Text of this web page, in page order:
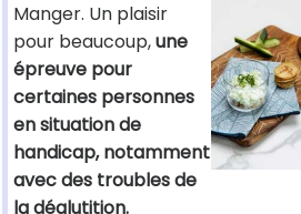
Manger. Un plaisir
pour beaucoup,une
épreuve pour
certaines personnes
en situation de
handicap, notamment
avec des troubles de
la déglutition.